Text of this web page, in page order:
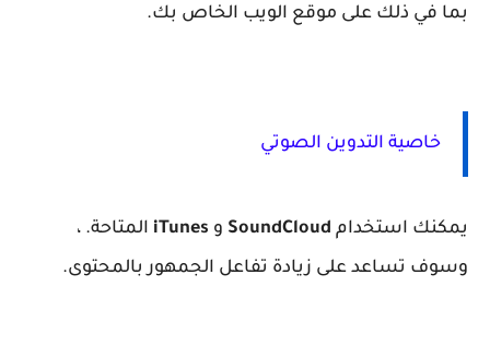
بما في ذلك على موقع الويب الخاص بك.
خاصية التدوين الصوتي
يمكنك استخدام SoundCloud و iTunes المتاحة. ،
وسوف تساعد على زيادة تفاعل الجمهور بالمحتوى.